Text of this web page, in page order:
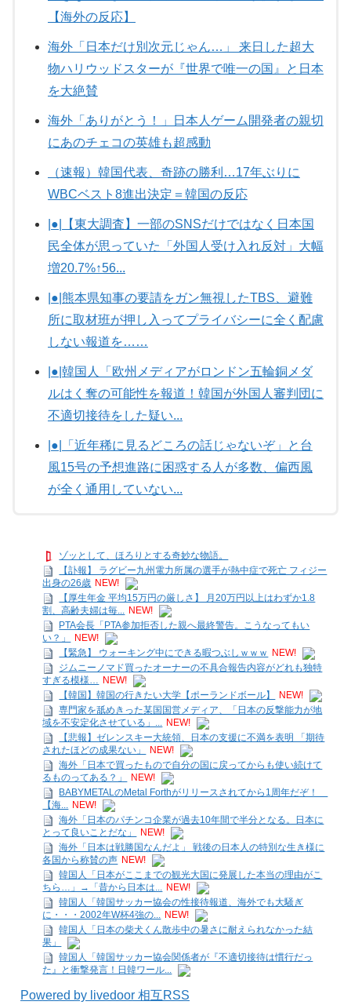
【海外の反応】
海外「日本だけ別次元じゃん…」 来日した超大
物ハリウッドスターが『世界で唯一の国』と日本
を大絶賛
海外「ありがとう！」日本人ゲーム開発者の親切
にあのチェコの英雄も超感動
（速報）韓国代表、奇跡の勝利…17年ぶりに
WBCベスト8進出決定＝韓国の反応
|●|【東大調査】一部のSNSだけではなく日本国
民全体が思っていた「外国人受け入れ反対」大幅
増20.7%↑56...
|●|熊本県知事の要請をガン無視したTBS、避難
所に取材班が押し入ってプライバシーに全く配慮
しない報道を……
|●|韓国人「欧州メディアがロンドン五輪銅メダ
ルはく奪の可能性を報道！韓国が外国人審判団に
不適切接待をした疑い...
|●|「近年稀に見るどころの話じゃないぞ」と台
風15号の予想進路に困惑する人が多数、偏西風
が全く通用していない...
ゾッとして、ほろりとする奇妙な物語。
【訃報】 ラグビー九州電力所属の選手が熱中症で死亡 フィジー
出身の26歳 NEW!
【厚生年金 平均15万円の厳しさ】 月20万円以上はわずか1.8
割、高齢夫婦は毎... NEW!
PTA会長「PTA参加拒否した親へ最終警告。こうなってもい
い？」
NEW!
【緊急】 ウォーキング中にできる暇つぶしｗｗｗ
NEW!
ジムニーノマド買ったオーナーの不具合報告内容がどれも独特
すぎる模様… NEW!
【韓国】韓国の行きたい大学【ポーランドボール】
NEW!
専門家を舐めきった某国国営メディア、「日本の反撃能力が地
域を不安定化させている」... NEW!
【悲報】ゼレンスキー大統領、日本の支援に不満を表明 「期待
されたほどの成果ない」
NEW!
海外「日本で買ったもので自分の国に戻ってからも使い続けて
るものってある？」
NEW!
BABYMETALのMetal Forthがリリースされてから1周年だぞ！
【海... NEW!
海外「日本のパチンコ企業が過去10年間で半分となる。日本に
とって良いことだな」
NEW!
海外「日本は戦勝国なんだよ」 戦後の日本人の特別な生き様に
各国から称賛の声 NEW!
韓国人「日本がここまでの観光大国に発展した本当の理由がこ
ちら…」→「昔から日本は... NEW!
韓国人「韓国サッカー協会の性接待報道、海外でも大騒ぎ
に・・・2002年W杯4強の... NEW!
韓国人「日本の柴犬くん散歩中の暑さに耐えられなかった結
果」
韓国人「韓国サッカー協会関係者が『不適切接待は慣行だっ
た』と衝撃発言！日韓ワール...
Powered by livedoor 相互RSS